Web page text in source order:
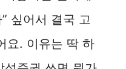
싶어서 결국 고
요. 이유는 딱 하